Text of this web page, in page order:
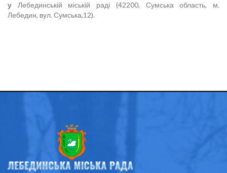
у Лебединській міській раді (42200, Сумська область, м.
Лебедин, вул. Сумська,12).